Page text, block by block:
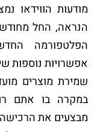
מודעות הווידאו
הנראה, החל מחודש
הפלטפורמה
אפשרויות נוספות
שמירת מוצרים
במקרה בו אתם
מבצעים את